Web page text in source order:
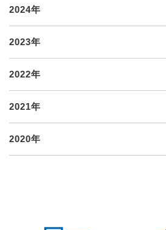
2024年
2023年
2022年
2021年
2020年